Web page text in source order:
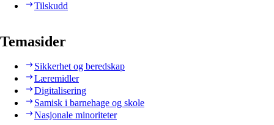
Tilskudd
Temasider
Sikkerhet og beredskap
Læremidler
Digitalisering
Samisk i barnehage og skole
Nasjonale minoriteter